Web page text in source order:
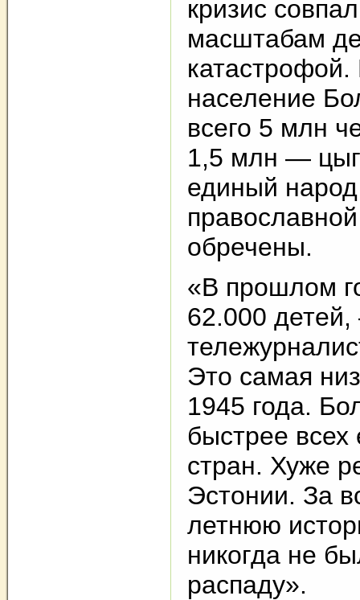
кризис
масштабам
катастрофой.
население
всего 5 млн
1,5 млн —
единый
обречены.
«В прошлом
62.000
Это самая
1945 года.
быстрее всех
стран. Хуже
Эстонии. За
летнюю
никогда не
распаду».